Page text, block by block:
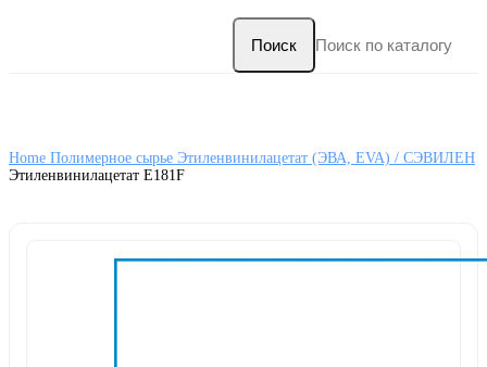
Поиск
Home Полимерное сырье Этиленвинилацетат (ЭВА, EVA) / СЭВИЛЕН
Этиленвинилацетат E181F